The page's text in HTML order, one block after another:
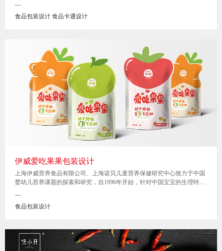
—
食品包装设计 食品卡通设计
伊威爱吃果果包装设计
上海伊威营养食品有限公司、上海诺贝儿童营养保健研究中心致力于中国
婴幼儿营养课题的探索和研究，自1996年开始，针对中国宝宝的生理特点
—
食品包装设计